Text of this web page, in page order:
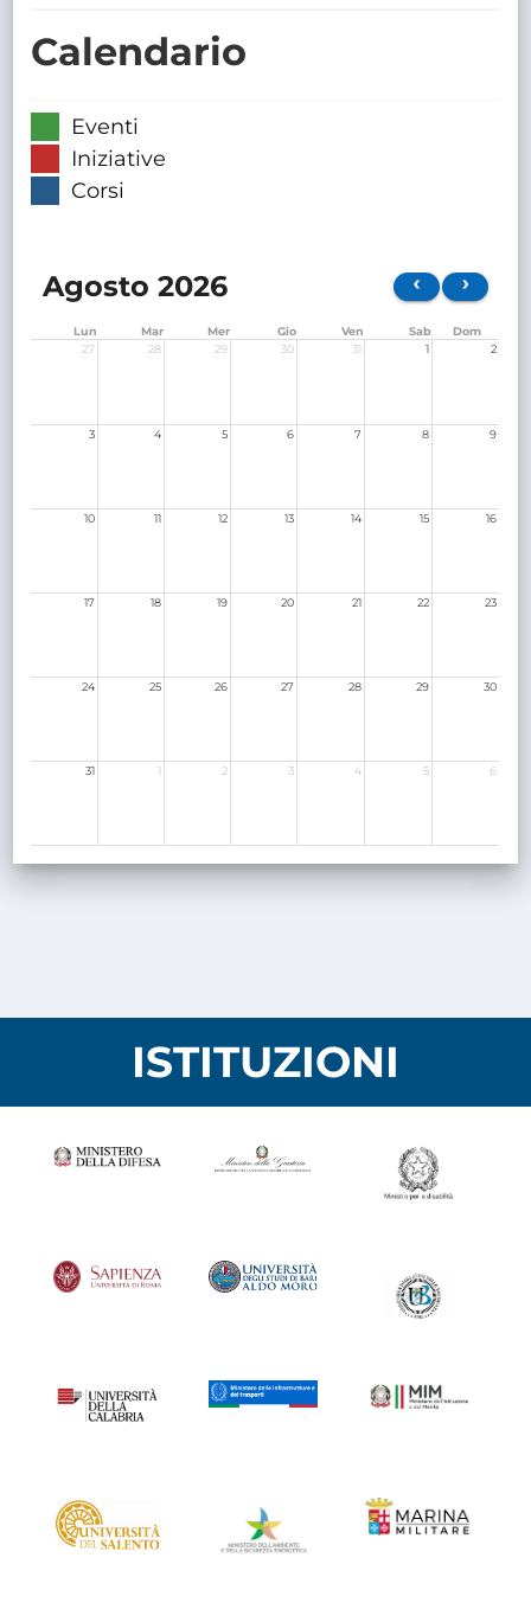
Calendario
Eventi
Iniziative
Corsi
Agosto 2026
Lun Mar Mer Gio Ven Sab
Dom
27
28 29 30 31 1 2
3 4 5 6 7 8 9
10 11 12 13 14 15 16
17 18 19 20 21 22 23
24 25 26 27 28 29 30
31 1 2 3 4 5 6
ISTITUZIONI